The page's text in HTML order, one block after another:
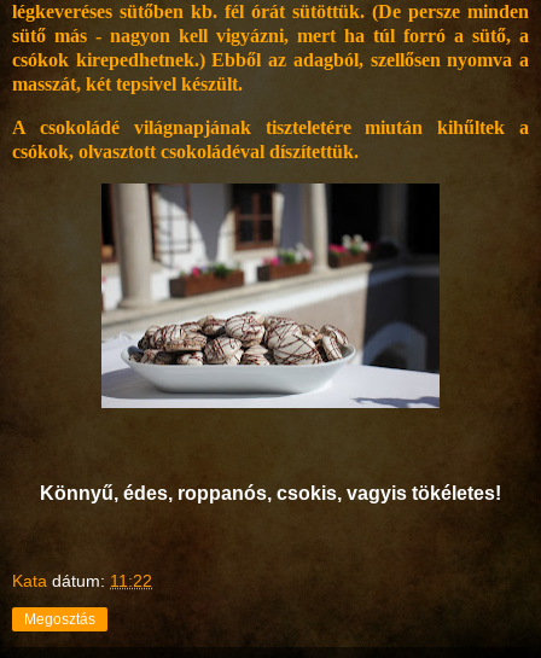
légkeveréses sütőben kb. fél órát sütöttük. (De persze minden
sütő más - nagyon kell vigyázni, mert ha túl forró a sütő, a
csókok kirepedhetnek.) Ebből az adagból, szellősen nyomva a
masszát, két tepsivel készült.
A csokoládé világnapjának tiszteletére miután kihűltek a
csókok, olvasztott csokoládéval díszítettük.
Könnyű, édes, roppanós, csokis, vagyis tökéletes!
Kata dátum: 11:22
Megosztás